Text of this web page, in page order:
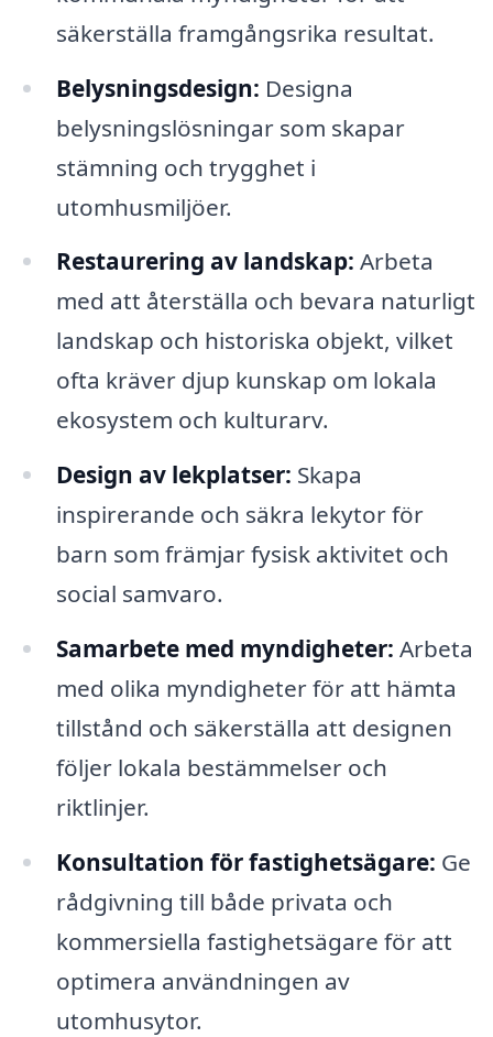
säkerställa framgångsrika resultat.
Belysningsdesign: Designa
belysningslösningar som skapar
stämning och trygghet i
utomhusmiljöer.
Restaurering av landskap: Arbeta
med att återställa och bevara naturligt
landskap och historiska objekt, vilket
ofta kräver djup kunskap om lokala
ekosystem och kulturarv.
Design av lekplatser: Skapa
inspirerande och säkra lekytor för
barn som främjar fysisk aktivitet och
social samvaro.
Samarbete med myndigheter: Arbeta
med olika myndigheter för att hämta
tillstånd och säkerställa att designen
följer lokala bestämmelser och
riktlinjer.
Konsultation för fastighetsägare: Ge
rådgivning till både privata och
kommersiella fastighetsägare för att
optimera användningen av
utomhusytor.